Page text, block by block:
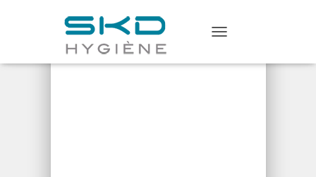
Home/Protection faciale
/ visière
en polycarbonate